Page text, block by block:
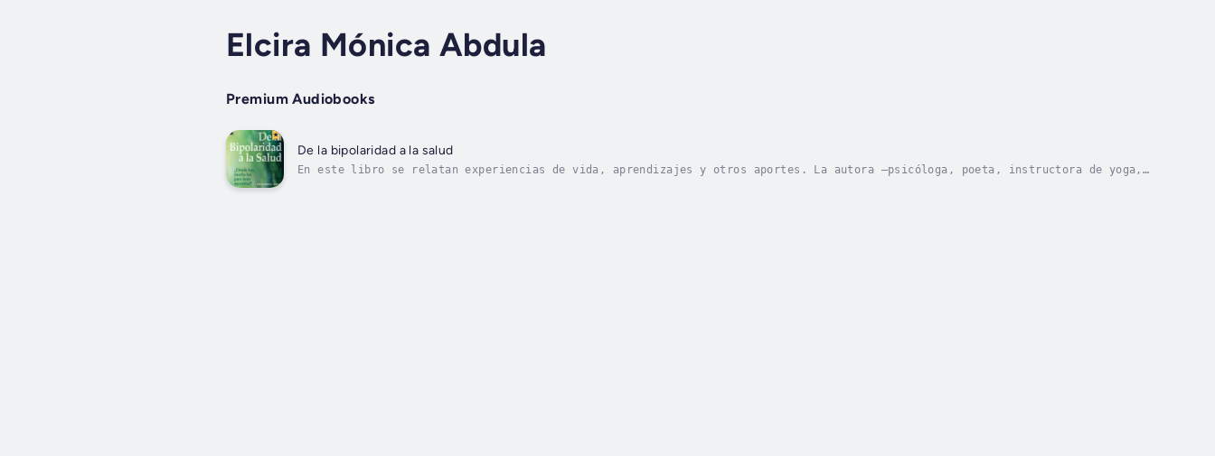
Elcira Mónica Abdula
Premium Audiobooks
De la bipolaridad a la salud
En este libro se relatan experiencias de vida, aprendizajes y otros aportes. La autora –psicóloga, poeta, instructora de yoga,